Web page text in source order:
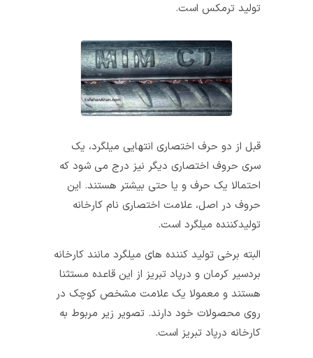
تولید ترمکس است.
قبل از دو حرف اختصاری انتهایی میلگرد، یک
سری حروف اختصاری دیگر نیز درج می‌ شود که
احتمالا یک حرف و یا حتی بیشتر هستند. این
حروف در اصل، علامت اختصاری نام کارخانه
تولیدکننده‌ میلگرد است.
البته برخی تولید کننده‌ های میلگرد مانند کارخانه
بردسیر کرمان و درپاد تبریز از این قاعده مستثنا
هستند و معمولا یک علامت مشخص کوچک در
روی محصولات خود دارند. تصویر زیر مربوط به
کارخانه درپاد تبریز است.